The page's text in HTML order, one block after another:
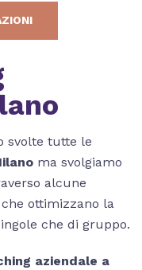
svolte tutte le
ma svolgiamo
alcune
che ottimizzano la
che di gruppo.
aziendale a